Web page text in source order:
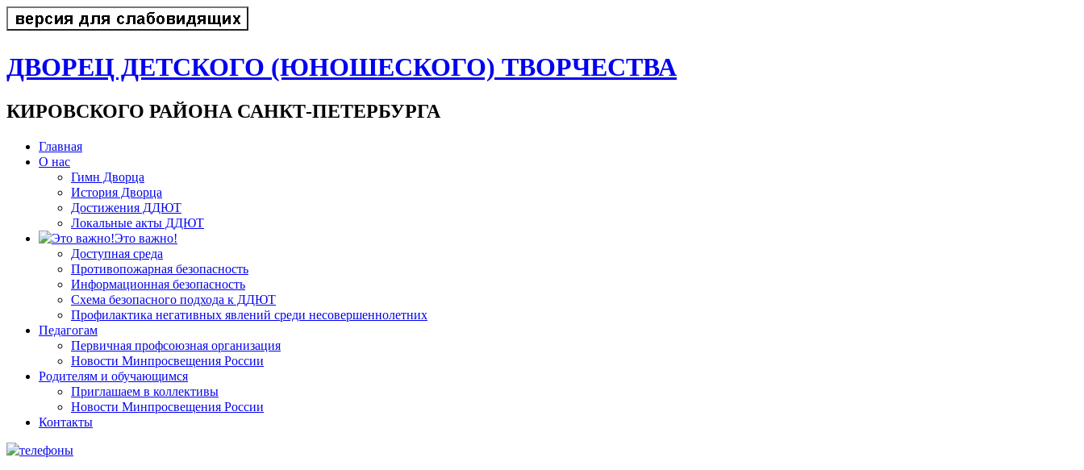
ДВОРЕЦ ДЕТСКОГО (ЮНОШЕСКОГО) ТВОРЧЕСТВА
КИРОВСКОГО РАЙОНА САНКТ-ПЕТЕРБУРГА
Главная
О нас
Гимн Дворца
История Дворца
Достижения ДДЮТ
Локальные акты ДДЮТ
Это важно!
Доступная среда
Противопожарная безопасность
Информационная безопасность
Схема безопасного подхода к ДДЮТ
Профилактика негативных явлений среди несовершеннолетних
Педагогам
Первичная профсоюзная организация
Новости Минпросвещения России
Родителям и обучающимся
Приглашаем в коллективы
Новости Минпросвещения России
Контакты